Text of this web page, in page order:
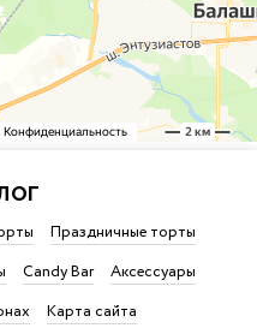
Праздничные торты
Candy Bar
Аксессуары
Карта сайта